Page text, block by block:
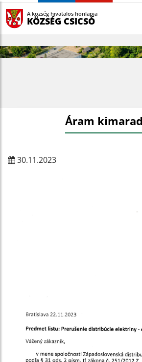
A község hivatalos honlapja
KÖZSÉG CSICSÓ
Áram
30.11.2023